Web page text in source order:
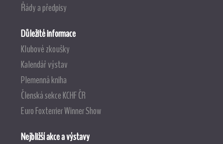
Řády a předpisy
Důležité informace
Klubové zkoušky
Kalendář výstav
Plemenná kniha
Členská sekce KCHF ČR
Euro Foxterrier Winner Show
Nejbližší akce a výstavy